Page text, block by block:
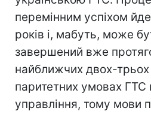
перемінним успіхом
років і, мабуть, може
завершений вже
найближчих двох-
паритетних умовах ГТС
управління, тому мови